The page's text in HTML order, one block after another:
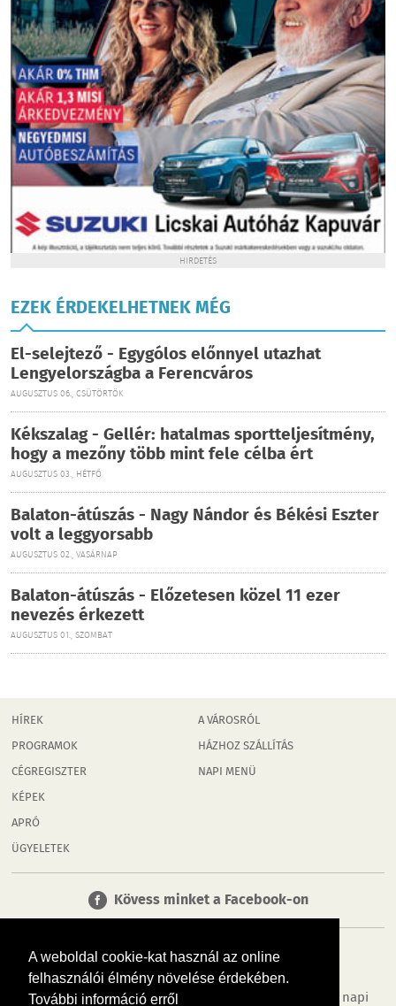
A weboldal cookie-kat használ az online
felhasználói élmény növelése érdekében.
További információ erről
HIRDETÉS
EZEK ÉRDEKELHETNEK MÉG
El-selejtező - Egygólos előnnyel utazhat
Lengyelországba a Ferencváros
AUGUSZTUS 06., CSÜTÖRTÖK
Kékszalag - Gellér: hatalmas sportteljesítmény,
hogy a mezőny több mint fele célba ért
AUGUSZTUS 03., HÉTFŐ
Balaton-átúszás - Nagy Nándor és Békési Eszter
volt a leggyorsabb
AUGUSZTUS 02., VASÁRNAP
Balaton-átúszás - Előzetesen közel 11 ezer
nevezés érkezett
AUGUSZTUS 01., SZOMBAT
HÍREK
PROGRAMOK
CÉGREGISZTER
KÉPEK
APRÓ
ÜGYELETEK
A VÁROSRÓL
HÁZHOZ SZÁLLÍTÁS
NAPI MENÜ
Kövess minket a Facebook-on
Tudj meg többet városodról! Hírek, programok, képek, napi